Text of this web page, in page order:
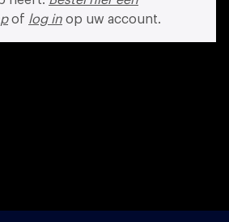
of log in op uw account.